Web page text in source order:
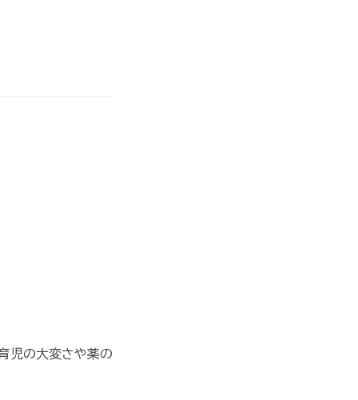
児の大変さや薬の